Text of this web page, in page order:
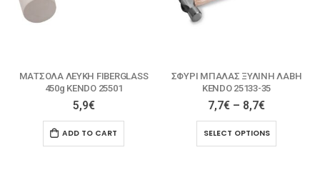
ΜΑΤΣΟΛΑ ΛΕΥΚΗ FIBERGLASS
450g KENDO 25501
5,9€
ADD TO CART
ΣΦΥΡΙ ΜΠΑΛΑΣ ΞΥΛΙΝΗ ΛΑΒΗ
KENDO 25133-35
7,7€ – 8,7€
SELECT OPTIONS